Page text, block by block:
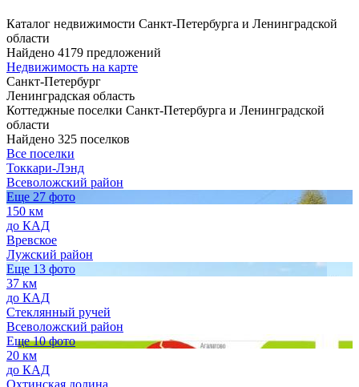
Каталог недвижимости Санкт-Петербурга и Ленинградской
области
Найдено 4179 предложений
Недвижимость на карте
Санкт-Петербург
Ленинградская область
Коттеджные поселки Санкт-Петербурга и Ленинградской
области
Найдено 325 поселков
Все поселки
Токкари-Лэнд
Всеволожский район
Еще 27 фото
150 км
до КАД
Вревское
Лужский район
Еще 13 фото
37 км
до КАД
Стеклянный ручей
Всеволожский район
Еще 10 фото
20 км
до КАД
Охтинская долина